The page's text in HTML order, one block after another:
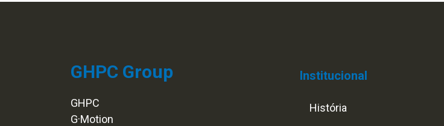
GHPC Group
GHPC
G·Motion
Institucional
História